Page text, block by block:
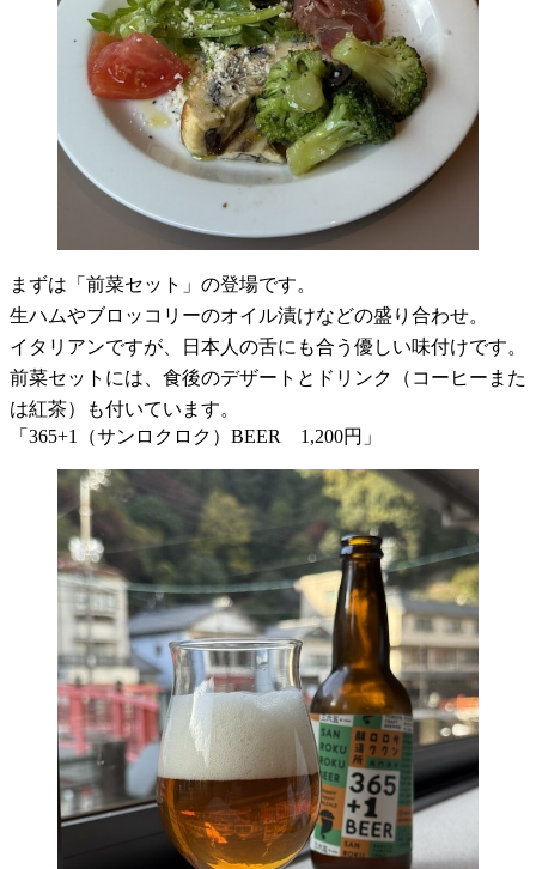
まずは「前菜セット」の登場です。
生ハムやブロッコリーのオイル漬けなどの盛り合わせ。
イタリアンですが、日本人の舌にも合う優しい味付けです。
前菜セットには、食後のデザートとドリンク（コーヒーまた
は紅茶）も付いています。
「365+1（サンロクロク）BEER 1,200円」